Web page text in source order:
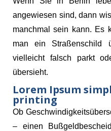
angewiesen sind, dann
manchmal sein kann. Es
man ein Straßenschild
vielleicht falsch parkt
übersieht.
Lorem Ipsum
printing
Ob
– einen